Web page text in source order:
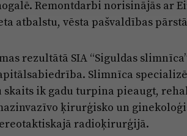
Remontdarbi norisinājās ar
atbalstu, vēsta pašvaldības
rezultātā SIA “Siguldas
Slimnīca
ik gadu turpina pieaugt,
ķirurģisko un
radioķirurģijā.